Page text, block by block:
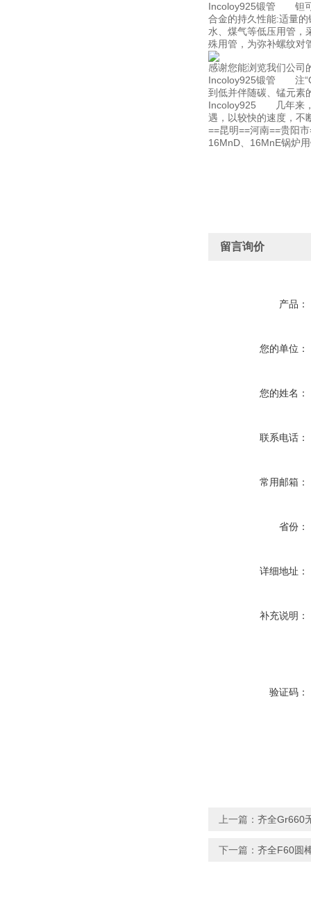
Incoloy925锻管 钽可
合金的持久性能:适量
水、煤气等低压用管，
殊用管，为弥补螺纹对
感谢您能浏览我们公司
Incoloy925锻管 注“Q"
到低并伴随碳、锰元素
Incoloy925 几年来，
遇，以较快的速度，
==昆明==河南==贵阳
16MnD、16MnE锅炉
留言询价
产品：
您的单位：
您的姓名：
联系电话：
常用邮箱：
省份：
详细地址：
补充说明：
验证码：
上一篇： 齐全Gr660
下一篇： 齐全F60圆